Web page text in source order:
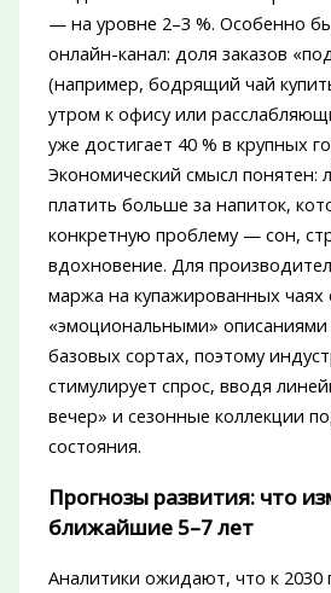
— на уровне 2–3 %. Особенно
онлайн-канал: доля заказов
(например, бодрящий чай
утром к офису или
уже достигает 40 % в крупных
Экономический смысл понятен:
платить больше за напиток,
конкретную проблему — сон,
вдохновение. Для
маржа на купажированных чаях
«эмоциональными»
базовых сортах, поэтому
стимулирует спрос, вводя
вечер» и сезонные коллекции
состояния.
Прогнозы развития: что
ближайшие 5–7 лет
Аналитики ожидают, что к 2030